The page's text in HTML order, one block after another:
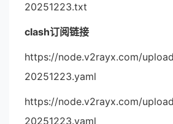
20251223.txt
clash订阅链接
https://node.v2rayx.com/
20251223.yaml
https://node.v2rayx.com/
20251223.yaml